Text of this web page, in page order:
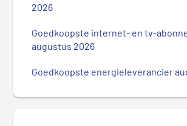
d
2026
Goedkoopste internet- en tv-
augustus 2026
Goedkoopste energieleverancier